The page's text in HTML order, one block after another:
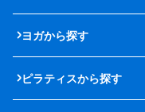
ヨガから探す
ピラティスから探す